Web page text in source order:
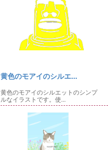
黄色のモアイのシルエ...
黄色のモアイのシルエットのシンプ
ルなイラストです。使...